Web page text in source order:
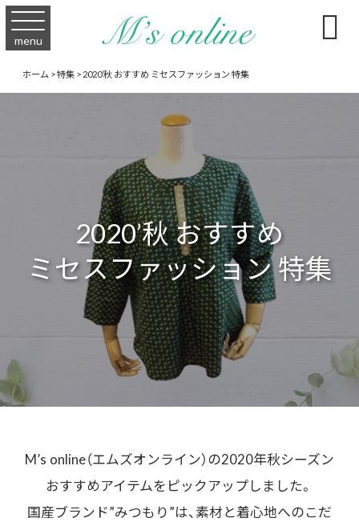
menu 
2020’秋 おすすめ
ミセスファッション 特集
ホーム>特集>2020’秋 おすすめ ミセスファッション 特集
M’s online（エムズオンライン）の2020年秋シーズン
おすすめアイテムをピックアップしました。
国産ブランド”みつもり”は、素材と着心地へのこだ